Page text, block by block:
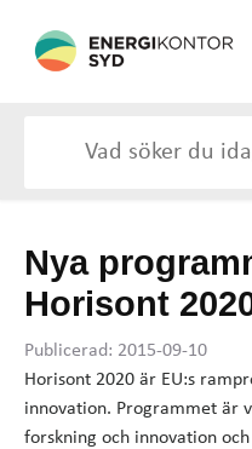
Nya
Horisont
Publicerad: 2015-09-10
Horisont 2020 är EU:s
innovation. Programmet är
forskning och innovation